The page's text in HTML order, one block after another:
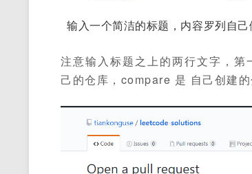
输入一个简洁的标题，内容罗列自
注意输入标题之上的两行文字，
己的仓库，compare 是 自己创建的